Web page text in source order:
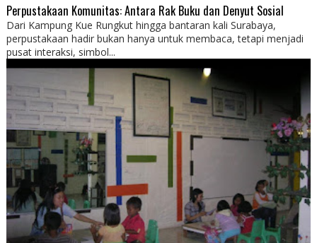
Perpustakaan Komunitas: Antara Rak Buku dan Denyut Sosial
Dari Kampung Kue Rungkut hingga bantaran kali Surabaya,
perpustakaan hadir bukan hanya untuk membaca, tetapi menjadi
pusat interaksi, simbol...